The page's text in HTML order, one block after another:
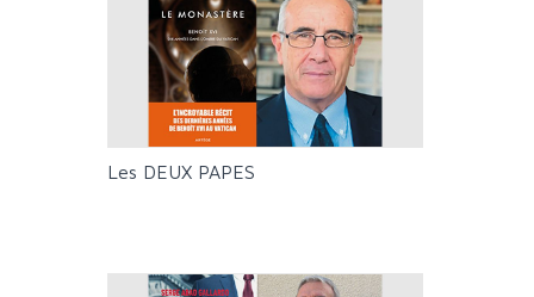
Les DEUX PAPES